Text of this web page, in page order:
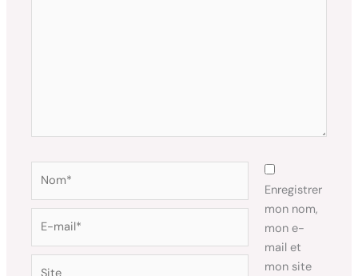
Enregistrer
mon nom,
mon e-
mail et
mon site